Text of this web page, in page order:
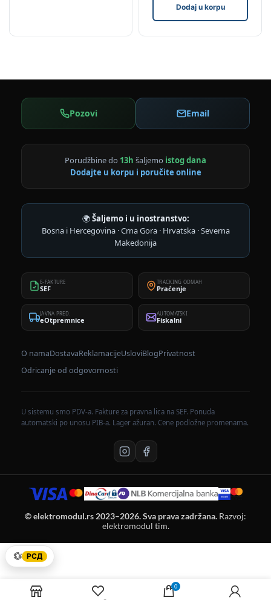
Dodaj u korpu
Pozovi Email
Porudžbine do 13h šaljemo istog dana
Dodajte u korpu i poručite online
🌍Šaljemo i u inostranstvo:
Bosna i Hercegovina · Crna Gora · Hrvatska · Severna
Makedonija
E-FAKTURE
SEF
TRACKING ODMAH
Praćenje
JAVNA PRED.
eOtpremnice
AUTOMATSKI
Fiskalni
O namaDostavaReklamacijeUsloviBlogPrivatnost
Odricanje od odgovornosti
U sistemu smo PDV-a. Fakture za pravna lica na SEF. Ponuda
automatski po unosu PIB-a. Lager ažuran. Cene podložne promenama.
© elektromodul.rs 2023–2026. Sva prava zadržana. Razvoj:
elektromodul tim.
0
💱 РСД